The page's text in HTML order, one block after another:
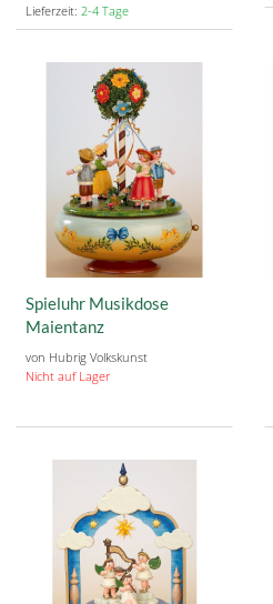
Lieferzeit: 2-4 Tage
Spieluhr Musikdose
Maientanz
von Hubrig Volkskunst
Nicht auf Lager